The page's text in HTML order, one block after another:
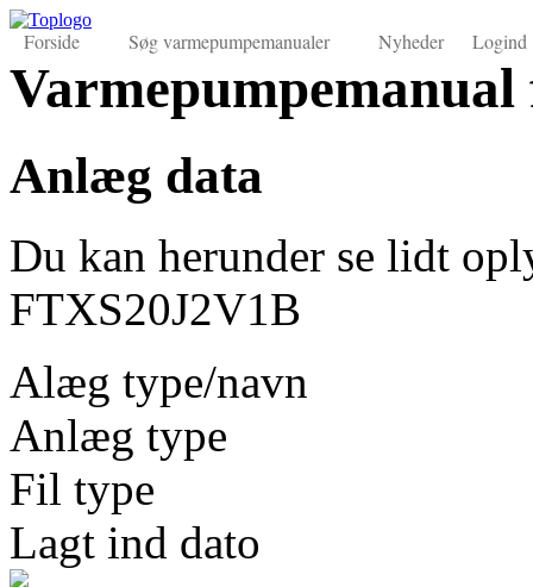
Forside Søg varmepumpemanualer Nyheder Logind
Anlæg data
Du kan herunder se lidt
FTXS20J2V1B
Alæg type/navn
Anlæg type
Fil type
Lagt ind dato